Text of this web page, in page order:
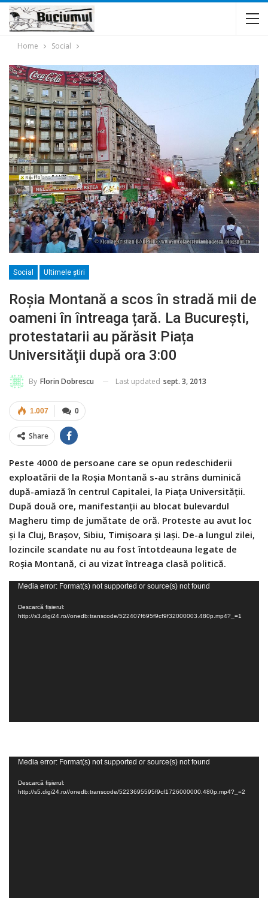
Home Social
Social Ultimele ştiri
Roșia Montană a scos în stradă mii de
oameni în întreaga țară. La București,
protestatarii au părăsit Piața
Universităţii după ora 3:00
By Florin Dobrescu Last updated sept. 3, 2013
0
1.007
Share
Peste 4000 de persoane care se opun redeschiderii
exploatării de la Roşia Montană s-au strâns duminică
după-amiază în centrul Capitalei, la Piaţa Universităţii.
După două ore, manifestanţii au blocat bulevardul
Magheru timp de jumătate de oră. Proteste au avut loc
şi la Cluj, Braşov, Sibiu, Timişoara şi Iaşi. De-a lungul zilei,
lozincile scandate nu au fost întotdeauna legate de
Roșia Montană, ci au vizat întreaga clasă politică.
Player
video
Media error: Format(s) not supported or source(s) not found
Descarcă fișierul:
http://s3.digi24.ro//onedb:transcode/522407f695f9cf9f32000003.480p.mp4?_=1
Player
video
Media error: Format(s) not supported or source(s) not found
Descarcă fișierul:
http://s5.digi24.ro//onedb:transcode/5223695595f9cf1726000000.480p.mp4?_=2